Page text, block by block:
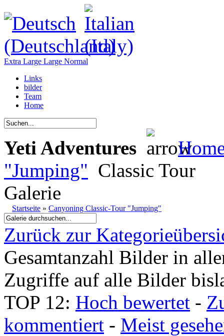
Extra Large Large Normal
Links
bilder
Team
Home
Yeti Adventures
"Jumping" Classic Tour
Galerie
Startseite » Canyoning Classic-Tour "Jumping"
Zurück zur
Gesamtanzahl Bilder in
Zugriffe auf alle Bilder
TOP 12: Hoch bewertet -
kommentiert - Meist